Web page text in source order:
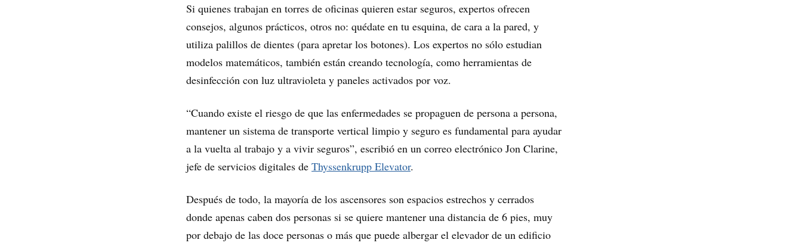
Si quienes trabajan en torres de oficinas quieren estar seguros, expertos ofrecen
consejos, algunos prácticos, otros no: quédate en tu esquina, de cara a la pared, y
utiliza palillos de dientes (para apretar los botones). Los expertos no sólo estudian
modelos matemáticos, también están creando tecnología, como herramientas de
desinfección con luz ultravioleta y paneles activados por voz.
“Cuando existe el riesgo de que las enfermedades se propaguen de persona a persona,
mantener un sistema de transporte vertical limpio y seguro es fundamental para ayudar
a la vuelta al trabajo y a vivir seguros”, escribió en un correo electrónico Jon Clarine,
jefe de servicios digitales de Thyssenkrupp Elevator.
Después de todo, la mayoría de los ascensores son espacios estrechos y cerrados
donde apenas caben dos personas si se quiere mantener una distancia de 6 pies, muy
por debajo de las doce personas o más que puede albergar el elevador de un edificio